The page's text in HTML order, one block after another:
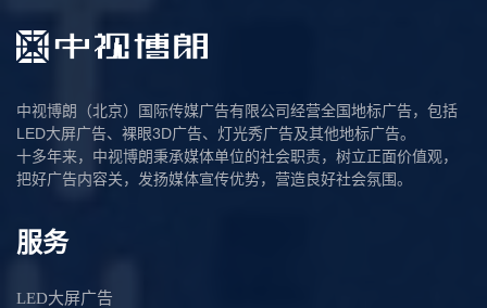
中视博朗（北京）国际传媒广告有限公司经营全国地标广告，包括
LED大屏广告、裸眼3D广告、灯光秀广告及其他地标广告。
十多年来，中视博朗秉承媒体单位的社会职责，树立正面价值观，
把好广告内容关，发扬媒体宣传优势，营造良好社会氛围。
服务
LED大屏广告